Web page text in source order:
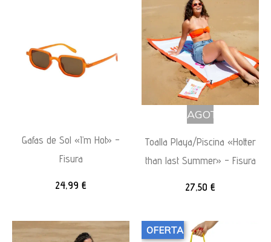
Gafas de Sol «I’m Hot» –
Fisura
24,99 €
AGOTADO
Toalla Playa/Piscina «Hotter
than last Summer» – Fisura
27,50 €
OFERTA